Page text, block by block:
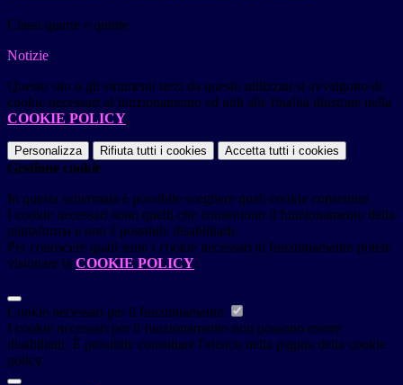
Classi quarte e quinte
Notizie
Questo sito o gli strumenti terzi da questo utilizzati si avvalgono di
cookie necessari al funzionamento ed utili alle finalità illustrate nella
COOKIE POLICY.
Personalizza Rifiuta tutti i cookies Accetta tutti i cookies
Gestione cookie
In questa schermata è possibile scegliere quali cookie consentire.
I cookie necessari sono quelli che consentono il funzionamento della
piattaforma e non è possibile disabilitarli.
Per conoscere quali sono i cookie necessari al funzionamento potete
visionare la COOKIE POLICY.
Cookie necessari per il funzionamento
I cookie necessari per il funzionamento non possono essere
disabilitati. È possibile consultare l'elenco nella pagina della cookie
policy.